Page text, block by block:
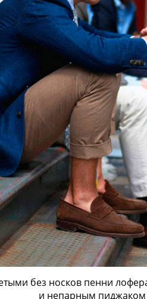
без носков пенни
и непарным пиджаком